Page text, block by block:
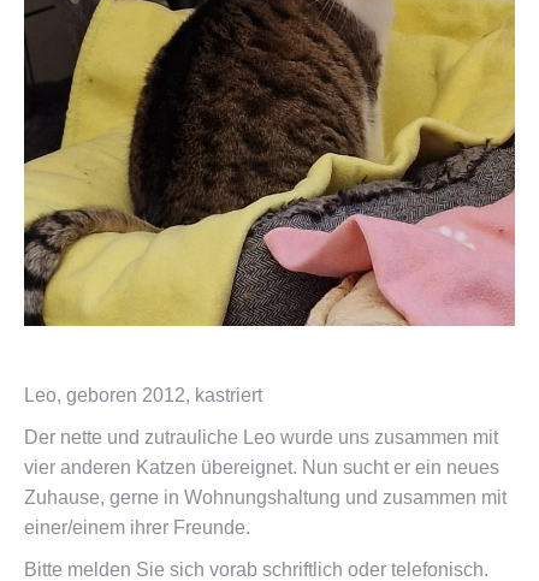
Leo, geboren 2012, kastriert
Der nette und zutrauliche Leo wurde uns zusammen mit
vier anderen Katzen übereignet. Nun sucht er ein neues
Zuhause, gerne in Wohnungshaltung und zusammen mit
einer/einem ihrer Freunde.
Bitte melden Sie sich vorab schriftlich oder telefonisch.